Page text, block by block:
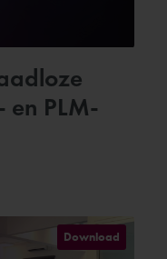
en PLM-
Download